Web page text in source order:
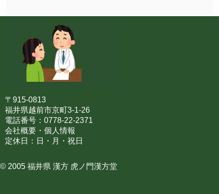
〒915-0813
福井県越前市京町3-1-26
電話番号：0778-22-2371
会社概要・個人情報
定休日：日・月・祝日
© 2005 福井県 漢方 虎ノ門漢方堂